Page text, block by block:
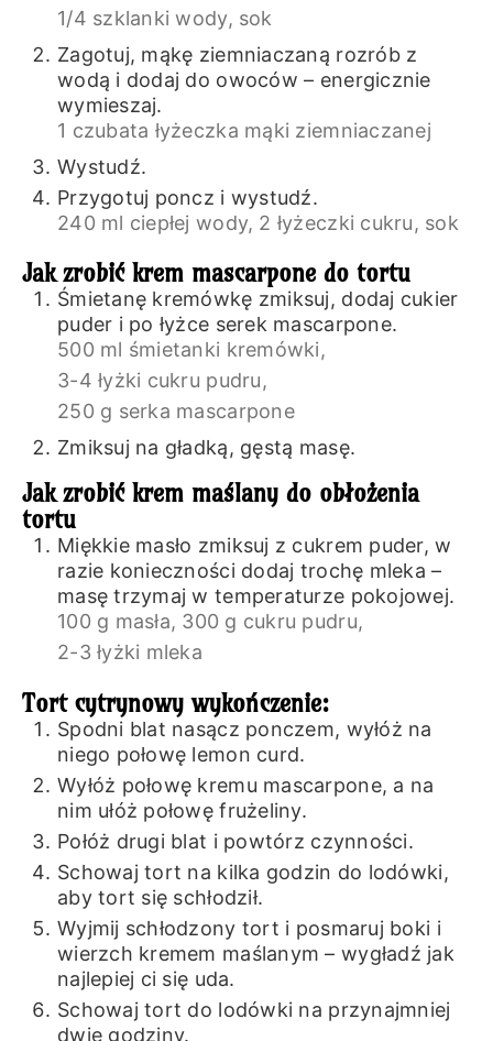
1/4 szklanki wody, sok
Zagotuj, mąkę ziemniaczaną rozrób z
wodą i dodaj do owoców – energicznie
wymieszaj.
1 czubata łyżeczka mąki ziemniaczanej
Wystudź.
Przygotuj poncz i wystudź.
240 ml ciepłej wody, 2 łyżeczki cukru, sok
Jak zrobić krem mascarpone do tortu
Śmietanę kremówkę zmiksuj, dodaj cukier
puder i po łyżce serek mascarpone.
500 ml śmietanki kremówki,
3-4 łyżki cukru pudru,
250 g serka mascarpone
Zmiksuj na gładką, gęstą masę.
Jak zrobić krem maślany do obłożenia
tortu
Miękkie masło zmiksuj z cukrem puder, w
razie konieczności dodaj trochę mleka –
masę trzymaj w temperaturze pokojowej.
100 g masła, 300 g cukru pudru,
2-3 łyżki mleka
Tort cytrynowy wykończenie:
Spodni blat nasącz ponczem, wyłóż na
niego połowę lemon curd.
Wyłóż połowę kremu mascarpone, a na
nim ułóż połowę frużeliny.
Połóż drugi blat i powtórz czynności.
Schowaj tort na kilka godzin do lodówki,
aby tort się schłodził.
Wyjmij schłodzony tort i posmaruj boki i
wierzch kremem maślanym – wygładź jak
najlepiej ci się uda.
Schowaj tort do lodówki na przynajmniej
dwie godziny.